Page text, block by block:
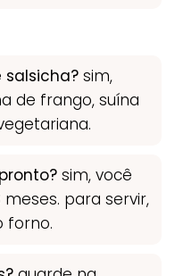
salsicha? sim,
de frango, suína
sim, você
para servir,
forno.